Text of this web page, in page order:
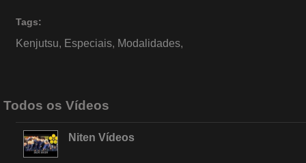
Tags:
Kenjutsu, Especiais, Modalidades,
Todos os Vídeos
Niten Vídeos